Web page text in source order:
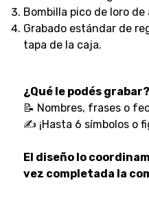
Bombilla pico de loro
Grabado estándar de
tapa de la caja.
¿Qué le podés grabar?
📝 Nombres, frases o
✍️ ¡Hasta 6 símbolos o
El diseño lo
vez completada la